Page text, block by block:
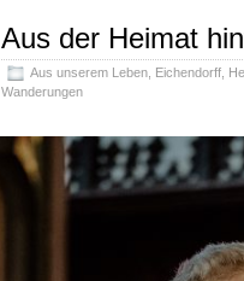
Aus der Heimat
Aus unserem Leben Eichendorff
Wanderungen